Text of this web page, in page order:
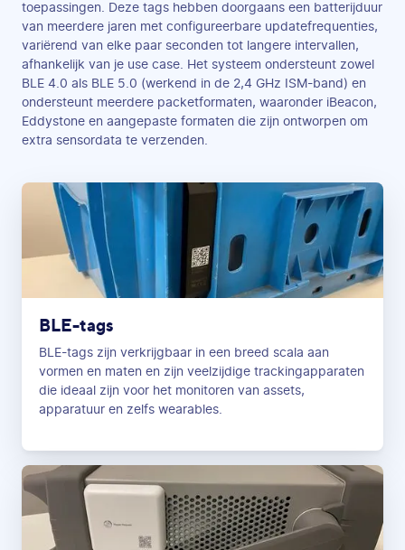
toepassingen. Deze tags hebben doorgaans een batterijduur
van meerdere jaren met configureerbare updatefrequenties,
variërend van elke paar seconden tot langere intervallen,
afhankelijk van je use case. Het systeem ondersteunt zowel
BLE 4.0 als BLE 5.0 (werkend in de 2,4 GHz ISM-band) en
ondersteunt meerdere packetformaten, waaronder iBeacon,
Eddystone en aangepaste formaten die zijn ontworpen om
extra sensordata te verzenden.
BLE-tags
BLE-tags zijn verkrijgbaar in een breed scala aan
vormen en maten en zijn veelzijdige trackingapparaten
die ideaal zijn voor het monitoren van assets,
apparatuur en zelfs wearables.